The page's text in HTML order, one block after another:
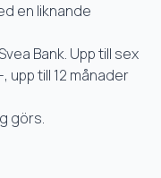
en liknande
Bank. Upp till sex
till 12 månader
görs.